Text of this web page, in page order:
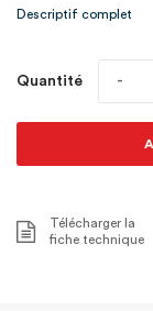
Descriptif complet
Quantité
Télécharger la
fiche technique